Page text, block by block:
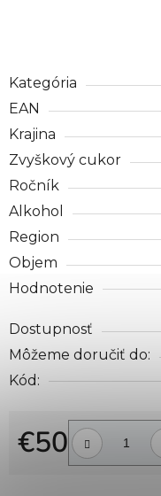
Kategória
EAN
Krajina
Zvyškový cukor
Ročník
Alkohol
Region
Objem
Hodnotenie
Dostupnosť
Môžeme doručiť do:
Kód:
€50
Jednotková cena: